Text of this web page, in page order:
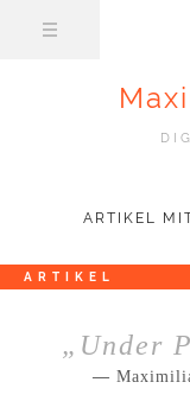
ARTIKEL
ARTIKEL
„Under